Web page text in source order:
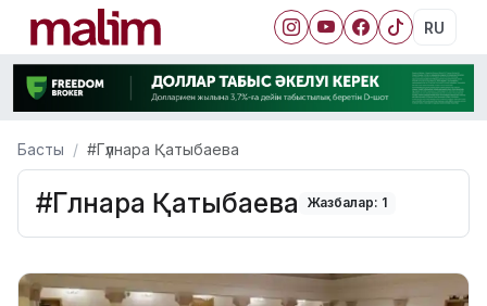
RU
Басты #Гүлнара Қатыбаева
#Гүлнара Қатыбаева Жазбалар: 1